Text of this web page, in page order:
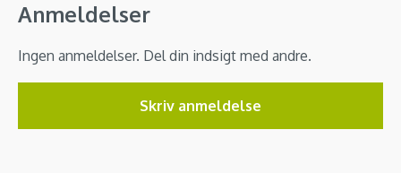
Anmeldelser
Ingen anmeldelser. Del din indsigt med andre.
Skriv anmeldelse